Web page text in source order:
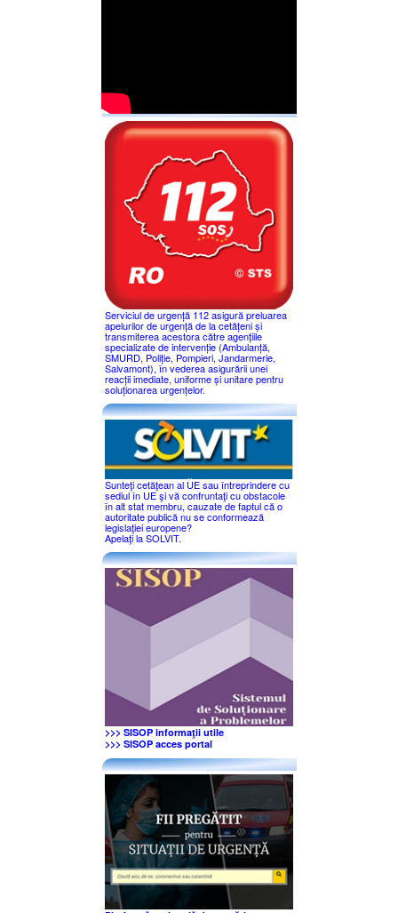
Serviciul de urgență 112 asigură preluarea
apelurilor de urgență de la cetățeni și
transmiterea acestora către agențiile
specializate de intervenție (Ambulanță,
SMURD, Poliție, Pompieri, Jandarmerie,
Salvamont), în vederea asigurării unei
reacții imediate, uniforme și unitare pentru
soluționarea urgențelor.
Sunteţi cetăţean al UE sau întreprindere cu
sediul în UE şi vă confruntaţi cu obstacole
în alt stat membru, cauzate de faptul că o
autoritate publică nu se conformează
legislaţiei europene?
Apelaţi la SOLVIT.
>>> SISOP informaţii utile
>>> SISOP acces portal